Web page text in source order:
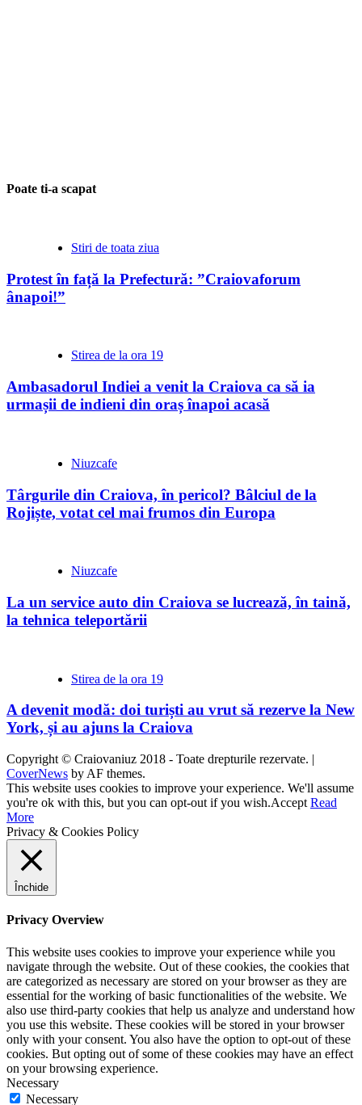
Poate ti-a scapat
Stiri de toata ziua
Protest în față la Prefectură: ”Craiovaforum
ânapoi!”
Stirea de la ora 19
Ambasadorul Indiei a venit la Craiova ca să ia
urmașii de indieni din oraș înapoi acasă
Niuzcafe
Târgurile din Craiova, în pericol? Bâlciul de la
Rojiște, votat cel mai frumos din Europa
Niuzcafe
La un service auto din Craiova se lucrează, în taină,
la tehnica teleportării
Stirea de la ora 19
A devenit modă: doi turiști au vrut să rezerve la New
York, și au ajuns la Craiova
Copyright © Craiovaniuz 2018 - Toate drepturile rezervate. |
CoverNews by AF themes.
This website uses cookies to improve your experience. We'll assume
you're ok with this, but you can opt-out if you wish.Accept Read
More
Privacy & Cookies Policy
Închide
Privacy Overview
This website uses cookies to improve your experience while you
navigate through the website. Out of these cookies, the cookies that
are categorized as necessary are stored on your browser as they are
essential for the working of basic functionalities of the website. We
also use third-party cookies that help us analyze and understand how
you use this website. These cookies will be stored in your browser
only with your consent. You also have the option to opt-out of these
cookies. But opting out of some of these cookies may have an effect
on your browsing experience.
Necessary
Necessary